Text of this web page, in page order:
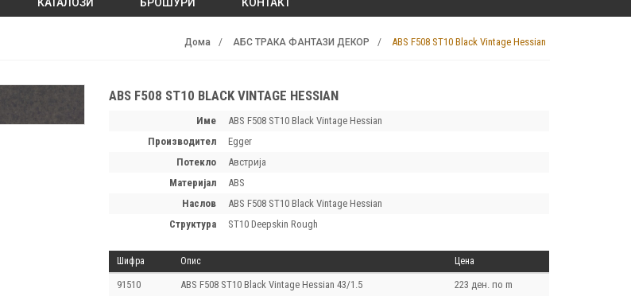
Дома АБС ТРАКА ФАНТАЗИ ДЕКОР ABS F508 ST10 Black Vintage Hessian
ABS F508 ST10 BLACK VINTAGE HESSIAN
Име
ABS F508 ST10 Black Vintage Hessian
производител
Egger
потекло
Австрија
материјал
ABS
наслов
ABS F508 ST10 Black Vintage Hessian
структура
ST10 Deepskin Rough
Шифра Опис Цена
91510 ABS F508 ST10 Black Vintage Hessian 43/1.5 223 ден. по m